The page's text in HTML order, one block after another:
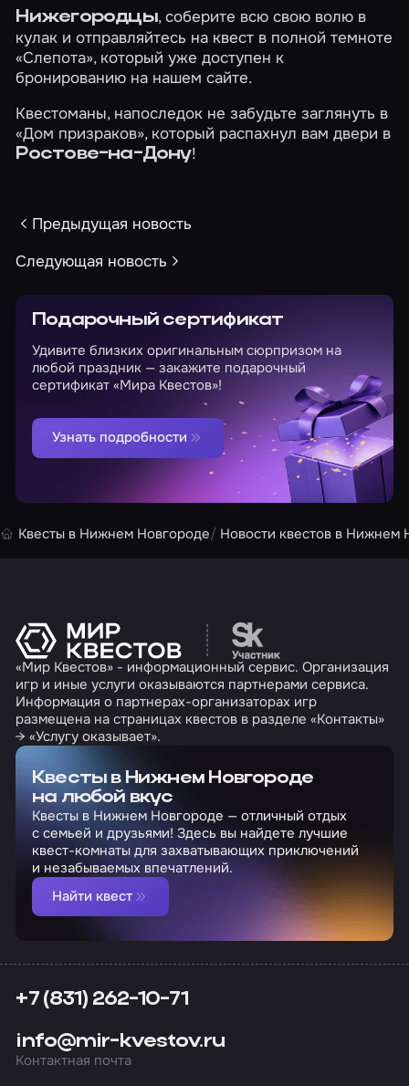
Нижегородцы, соберите всю свою волю в
кулак и отправляйтесь на квест в полной темноте
«Слепота», который уже доступен к
бронированию на нашем сайте.
Квестоманы, напоследок не забудьте заглянуть в
«Дом призраков», который распахнул вам двери в
Ростове-на-Дону!
Предыдущая новость
Следующая новость
Подарочный сертификат
Удивите близких оригинальным сюрпризом на
любой праздник — закажите подарочный
сертификат «Мира Квестов»!
Узнать подробности
Квесты в Нижнем Новгороде Новости квестов в Нижнем
Перейти на сайт
«Мир Квестов» - информационный сервис. Организация
игр и иные услуги оказываются партнерами сервиса.
Информация о партнерах-организаторах игр
размещена на страницах квестов в разделе «Контакты»
→ «Услугу оказывает».
Квесты в Нижнем Новгороде
на любой вкус
Квесты в Нижнем Новгороде — отличный отдых
с семьей и друзьями! Здесь вы найдете лучшие
квест-комнаты для захватывающих приключений
и незабываемых впечатлений.
Найти квест
+7 (831) 262-10-71
info@mir-kvestov.ru
Контактная почта